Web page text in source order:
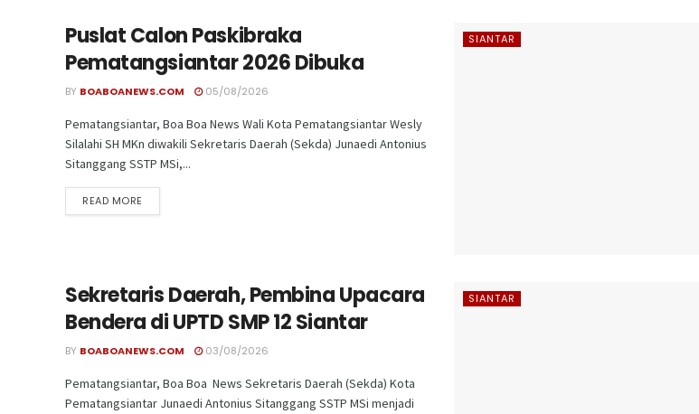
SIANTAR
Puslat Calon Paskibraka
Pematangsiantar 2026 Dibuka
BY BOABOANEWS.COM 05/08/2026
Pematangsiantar, Boa Boa News Wali Kota Pematangsiantar Wesly
Silalahi SH MKn diwakili Sekretaris Daerah (Sekda) Junaedi Antonius
Sitanggang SSTP MSi,...
READ MORE
SIANTAR
Sekretaris Daerah, Pembina Upacara
Bendera di UPTD SMP 12 Siantar
BY BOABOANEWS.COM 03/08/2026
Pematangsiantar, Boa Boa News Sekretaris Daerah (Sekda) Kota
Pematangsiantar Junaedi Antonius Sitanggang SSTP MSi menjadi